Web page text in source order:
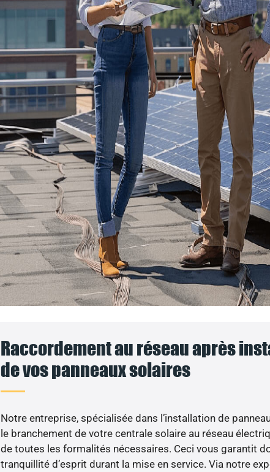
Raccordement au réseau après
de vos panneaux solaires
Notre entreprise, spécialisée dans l’installation de
le branchement de votre centrale solaire au réseau
de toutes les formalités nécessaires. Ceci vous garantit
tranquillité d’esprit durant la mise en service. Via notre